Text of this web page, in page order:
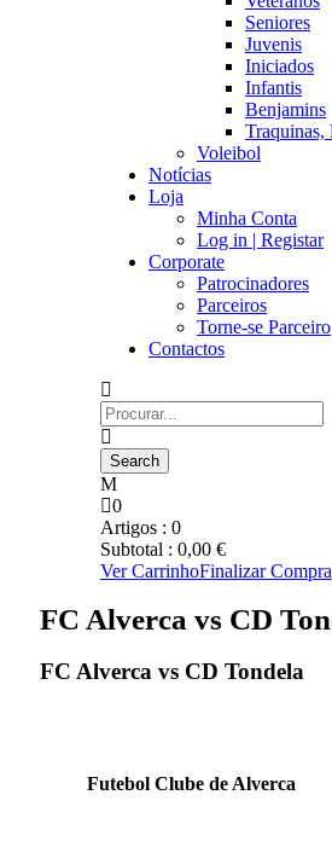
Seniores
Juvenis
Iniciados
Infantis
Benjamins
Traquinas,
Voleibol
Notícias
Loja
Minha Conta
Log in | Registar
Corporate
Patrocinadores
Parceiros
Torne-se Parceiro
Contactos
0
Artigos : 0
Subtotal : 0,00 €
Ver CarrinhoFinalizar Compra
FC Alverca vs CD
FC Alverca vs CD Tondela
Futebol Clube de Alverca